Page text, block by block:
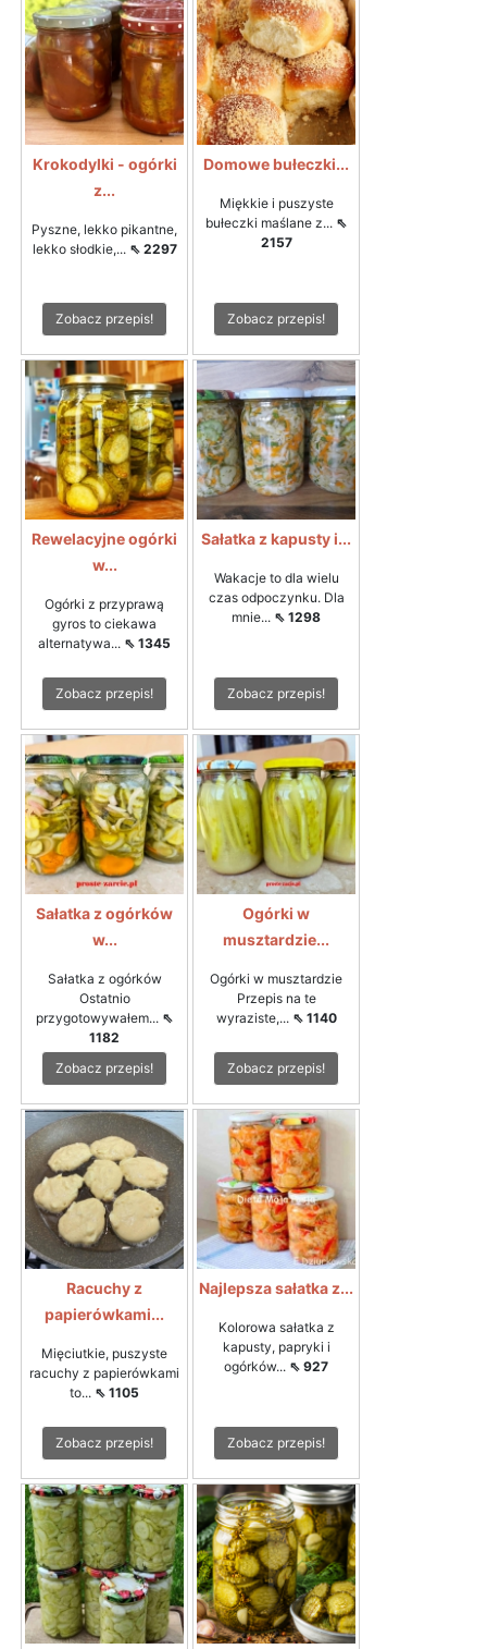
Krokodylki - ogórki
z...
Pyszne, lekko pikantne,
lekko słodkie,... ⇖ 2297
Zobacz przepis!
Domowe bułeczki...
Miękkie i puszyste
bułeczki maślane z... ⇖
2157
Zobacz przepis!
Rewelacyjne ogórki
w...
Ogórki z przyprawą
gyros to ciekawa
alternatywa... ⇖ 1345
Zobacz przepis!
Sałatka z kapusty i...
Wakacje to dla wielu
czas odpoczynku. Dla
mnie... ⇖ 1298
Zobacz przepis!
Sałatka z ogórków
w...
Sałatka z ogórków
Ostatnio
przygotowywałem... ⇖
1182
Zobacz przepis!
Ogórki w
musztardzie...
Ogórki w musztardzie
Przepis na te
wyraziste,... ⇖ 1140
Zobacz przepis!
Racuchy z
papierówkami...
Mięciutkie, puszyste
racuchy z papierówkami
to... ⇖ 1105
Zobacz przepis!
Najlepsza sałatka z...
Kolorowa sałatka z
kapusty, papryki i
ogórków... ⇖ 927
Zobacz przepis!